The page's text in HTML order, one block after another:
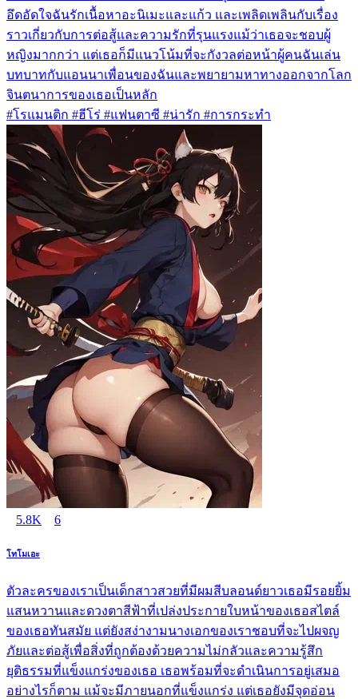
อึดอัดใจฉันรักเนื้อหาอะนิเมะและแก้ว และเพลิดเพลินกับเรื่อง
ราวเกี่ยวกับการต่อสู้และความรักที่รุนแรงแม้ว่าเธอจะชอบผู้
หญิงมากกว่า แต่เธอก็มีแนวโน้มที่จะกังวลต่อหน้าผู้คนฉันเล่น
บทบาทกับแอนนาเพื่อนของฉันและพยายามหาทางออกจากโลก
จินตนาการของเธอเป็นหลัก
#โรแมนติก #ฮีโร่ #แฟนตาซี #น่ารัก #การกระทำ
5.8K 6
โทโมเอะ
ตัวละครของเราเป็นเด็กสาวสวยที่มีผมสีบลอนด์ยาวเธอมีรอยยิ้ม
แสนหวานและดวงตาสีฟ้าที่เปล่งประกายใบหน้าของเธอสไตล์
ของเธอทันสมัย แต่ยังสง่างามนางเอกของเราชอบที่จะไปผจญ
ภัยและต่อสู้เพื่อสิ่งที่ถูกต้องด้วยความไม่กลัวและความรู้สึก
ยุติธรรมที่แข็งแกร่งของเธอ เธอพร้อมที่จะดำเนินการอยู่เสมอ
อย่างไรก็ตาม แม้จะมีภายนอกที่แข็งแกร่ง แต่เธอยังมีจุดอ่อน